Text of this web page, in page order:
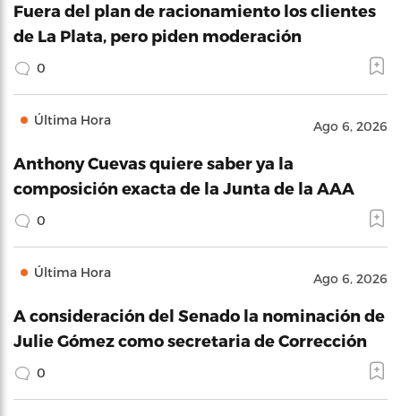
Fuera del plan de racionamiento los clientes
de La Plata, pero piden moderación
0
Última Hora Ago 6, 2026
Anthony Cuevas quiere saber ya la
composición exacta de la Junta de la AAA
0
Última Hora Ago 6, 2026
A consideración del Senado la nominación de
Julie Gómez como secretaria de Corrección
0